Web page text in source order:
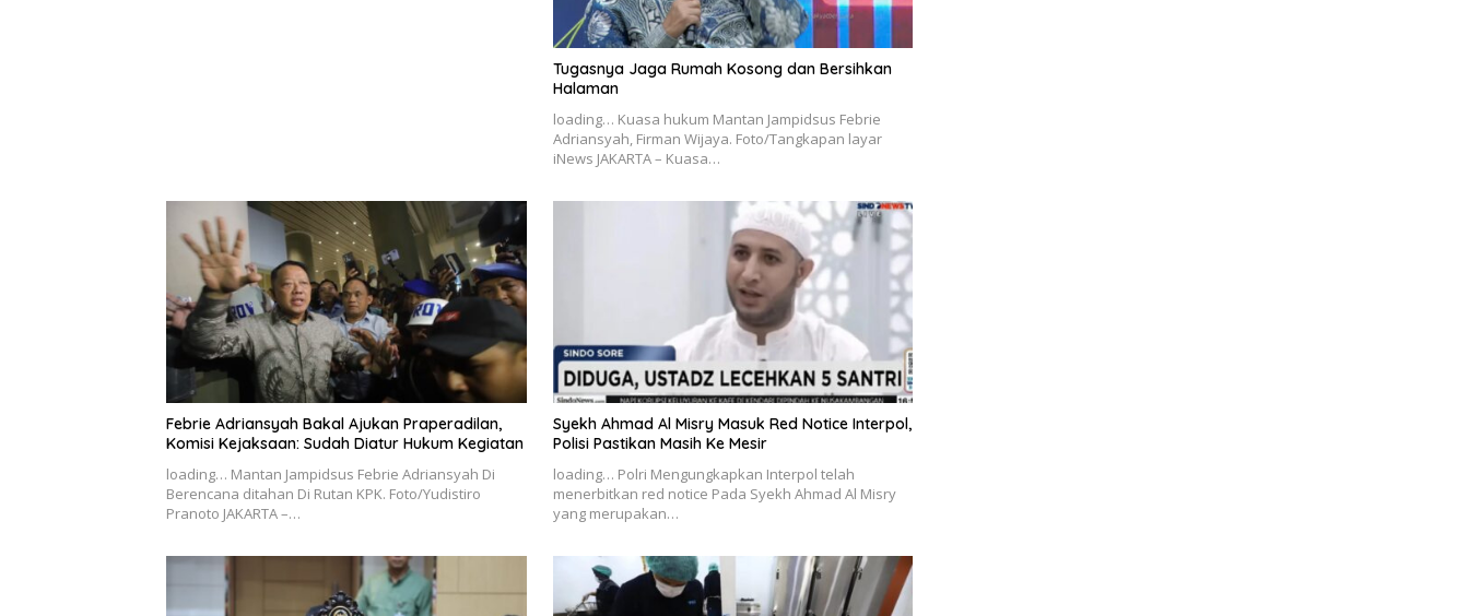
Tugasnya Jaga Rumah Kosong dan Bersihkan
Halaman
loading… Kuasa hukum Mantan Jampidsus Febrie
Adriansyah, Firman Wijaya. Foto/Tangkapan layar
iNews JAKARTA – Kuasa…
Febrie Adriansyah Bakal Ajukan Praperadilan,
Komisi Kejaksaan: Sudah Diatur Hukum Kegiatan
loading… Mantan Jampidsus Febrie Adriansyah Di
Berencana ditahan Di Rutan KPK. Foto/Yudistiro
Pranoto JAKARTA –…
Syekh Ahmad Al Misry Masuk Red Notice Interpol,
Polisi Pastikan Masih Ke Mesir
loading… Polri Mengungkapkan Interpol telah
menerbitkan red notice Pada Syekh Ahmad Al Misry
yang merupakan…